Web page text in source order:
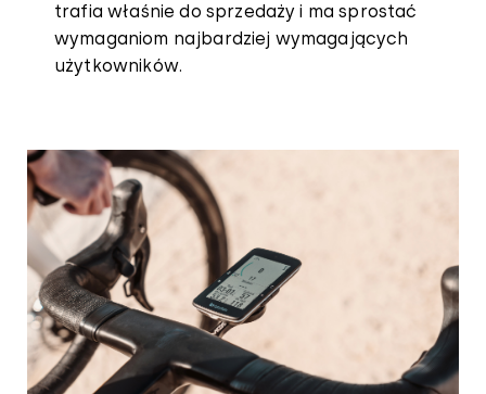
trafia właśnie do sprzedaży i ma sprostać
wymaganiom najbardziej wymagających
użytkowników.